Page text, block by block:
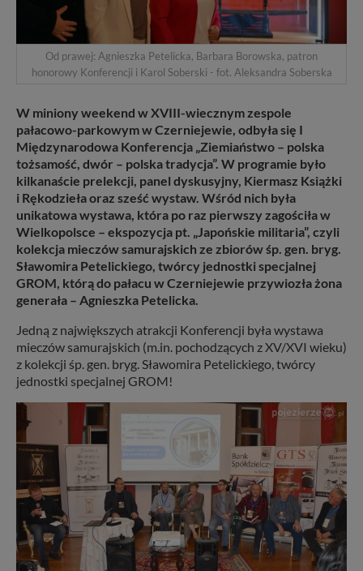
Od prawej: Agnieszka Petelicka, Barbara Borowska, patron
honorowy Konferencji i Karol Soberski - fot. Aleksandra Soberska
W miniony weekend w XVIII-wiecznym zespole
pałacowo-parkowym w Czerniejewie, odbyła się I
Międzynarodowa Konferencja „Ziemiaństwo – polska
tożsamość, dwór – polska tradycja”. W programie było
kilkanaście prelekcji, panel dyskusyjny, Kiermasz Książki
i Rękodzieła oraz sześć wystaw. Wśród nich była
unikatowa wystawa, która po raz pierwszy zagościła w
Wielkopolsce – ekspozycja pt. „Japońskie militaria”, czyli
kolekcja mieczów samurajskich ze zbiorów śp. gen. bryg.
Sławomira Petelickiego, twórcy jednostki specjalnej
GROM, którą do pałacu w Czerniejewie przywiozła żona
generała – Agnieszka Petelicka.
Jedną z największych atrakcji Konferencji była wystawa
mieczów samurajskich (m.in. pochodzących z XV/XVI wieku)
z kolekcji śp. gen. bryg. Sławomira Petelickiego, twórcy
jednostki specjalnej GROM!